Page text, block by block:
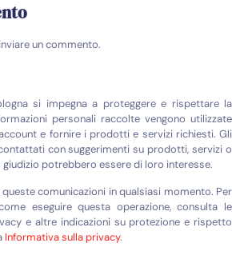
un commento.
si impegna a proteggere e rispettare la
personali raccolte vengono utilizzate
e fornire i prodotti e servizi richiesti. Gli
con suggerimenti su prodotti, servizi o
potrebbero essere di loro interesse.
queste comunicazioni in qualsiasi momento. Per
eseguire questa operazione, consulta le
e altre indicazioni su protezione e rispetto
Informativa sulla privacy.